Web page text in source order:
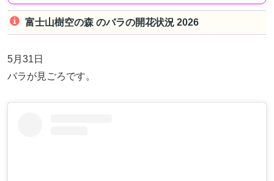
富士山樹空の森 のバラの開花状況 2026
5月31日
バラが見ごろです。